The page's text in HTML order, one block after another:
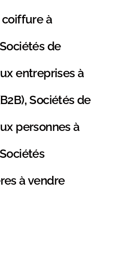
coiffure à
Sociétés de
entreprises à
,Sociétés de
personnes à
Sociétés
à vendre